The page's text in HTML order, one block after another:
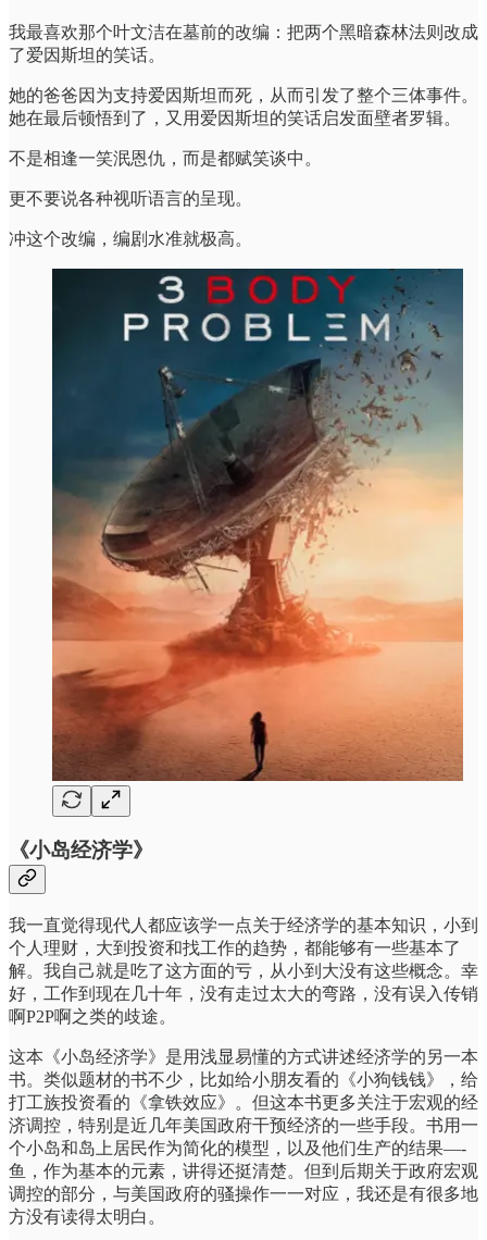
我最喜欢那个叶文洁在墓前的改编：把两个黑暗森林法则改成
了爱因斯坦的笑话。
她的爸爸因为支持爱因斯坦而死，从而引发了整个三体事件。
她在最后顿悟到了，又用爱因斯坦的笑话启发面壁者罗辑。
不是相逢一笑泯恩仇，而是都赋笑谈中。
更不要说各种视听语言的呈现。
冲这个改编，编剧水准就极高。
《小岛经济学》
我一直觉得现代人都应该学一点关于经济学的基本知识，小到
个人理财，大到投资和找工作的趋势，都能够有一些基本了
解。我自己就是吃了这方面的亏，从小到大没有这些概念。幸
好，工作到现在几十年，没有走过太大的弯路，没有误入传销
啊P2P啊之类的歧途。
这本《小岛经济学》是用浅显易懂的方式讲述经济学的另一本
书。类似题材的书不少，比如给小朋友看的《小狗钱钱》，给
打工族投资看的《拿铁效应》。但这本书更多关注于宏观的经
济调控，特别是近几年美国政府干预经济的一些手段。书用一
个小岛和岛上居民作为简化的模型，以及他们生产的结果—-
鱼，作为基本的元素，讲得还挺清楚。但到后期关于政府宏观
调控的部分，与美国政府的骚操作一一对应，我还是有很多地
方没有读得太明白。